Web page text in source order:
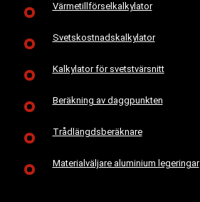
Värmetillförselkalkylator
Svetskostnadskalkylator
Kalkylator för svetstvärsnitt
Beräkning av daggpunkten
Trådlängdsberäknare
Materialväljare aluminium legeringar